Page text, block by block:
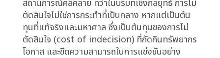
เราจะสามารถเข้าใจทุกแง่มุมของการดำเนินงาน
และนำไปสู่การตัดสินใจที่สมบูรณ์แบบได้เสมอ ทว่า
บ่อยครั้งที่ความเป็นจริงกลับตรงกันข้าม เรามักพบ
ว่าแม้จะมีข้อมูลมากมายอยู่ในมือ แต่ความชัดเจนใน